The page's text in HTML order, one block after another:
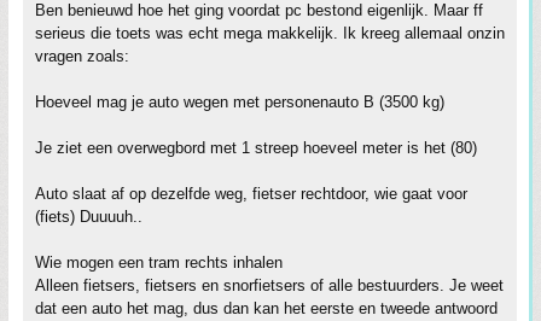
Ben benieuwd hoe het ging voordat pc bestond eigenlijk. Maar ff
serieus die toets was echt mega makkelijk. Ik kreeg allemaal onzin
vragen zoals:
Hoeveel mag je auto wegen met personenauto B (3500 kg)
Je ziet een overwegbord met 1 streep hoeveel meter is het (80)
Auto slaat af op dezelfde weg, fietser rechtdoor, wie gaat voor
(fiets) Duuuuh..
Wie mogen een tram rechts inhalen
Alleen fietsers, fietsers en snorfietsers of alle bestuurders. Je weet
dat een auto het mag, dus dan kan het eerste en tweede antwoord